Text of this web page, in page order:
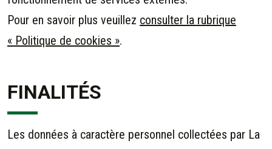
Pour en savoir plus veuillez consulter la rubrique
« Politique de cookies ».
FINALITÉS
Les données à caractère personnel collectées par La